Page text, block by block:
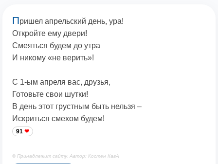
Пришел апрельский день, ура!
Откройте ему двери!
Смеяться будем до утра
И никому «не верить»!
С 1-ым апреля вас, друзья,
Готовьте свои шутки!
В день этот грустным быть нельзя –
Искриться смехом будем!
91
© Принадлежит сайту. Автор: Костен КавА